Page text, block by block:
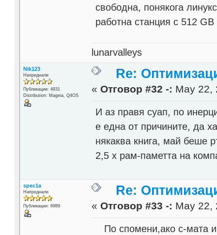
свободна, понякога
работна станция с 512
lunarvalleys
Nik123
Напреднали
Публикации: 4931
Distribution: Mageia, Q4OS
Re:
« Отговор #32 -: May 22,
И аз правя суап, по
е една от причините, да
някаква книга, май беше
2,5 х рам-паметта на
spec1a
Напреднали
Публикации: 6989
Re:
« Отговор #33 -: May 22,
По спомени,ако с-мата